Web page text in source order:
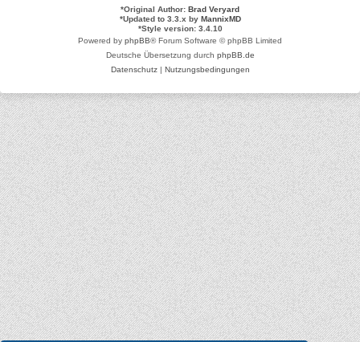
*Original Author: Brad Veryard
*Updated to 3.3.x by MannixMD
*Style version: 3.4.10
Powered by phpBB® Forum Software © phpBB Limited
Deutsche Übersetzung durch phpBB.de
Datenschutz| Nutzungsbedingungen